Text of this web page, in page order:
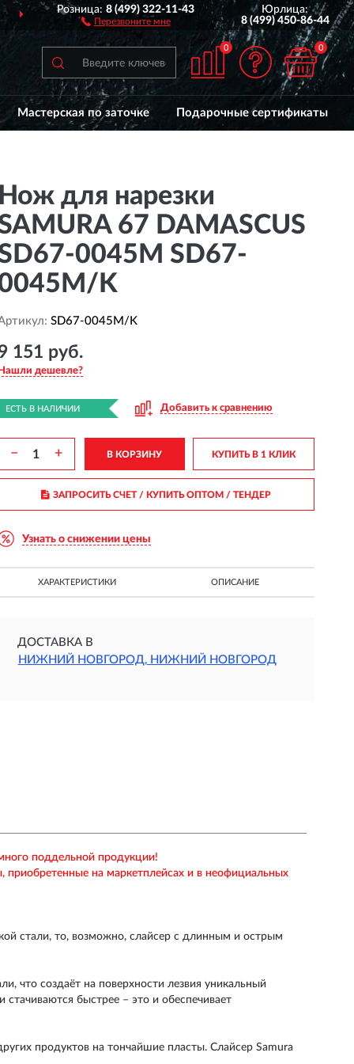
ДОСТАВИМПО ВСЕЙ РОССИИ
Розница:8 (499) 322-11-43
Перезвоните мне
Юрлица:
8 (499) 450-86-44
0 0
Мастерская по заточке Подарочные сертификаты
для нарезки
67 DAMASCUS
0045M SD67-
K
SD67-0045M/K
151 руб.
дешевле?
ЕСТЬ В НАЛИЧИИ Добавить к сравнению
− + В КОРЗИНУ КУПИТЬ В 1 КЛИК
ЗАПРОСИТЬ СЧЕТ / КУПИТЬ ОПТОМ/ ТЕНДЕР
Узнать о снижении цены
ХАРАКТЕРИСТИКИ ОПИСАНИЕ
ДОСТАВКА В
НИЖНИЙ НОВГОРОД, НИЖНИЙ НОВГОРОД
поддельной продукции!
приобретенные на маркетплейсах и в неофициальных
стали, то, возможно, слайсер с длинным и острым
что создаёт на поверхности лезвия уникальный
быстрее – это и обеспечивает
продуктов на тончайшие пласты. Слайсер Samura